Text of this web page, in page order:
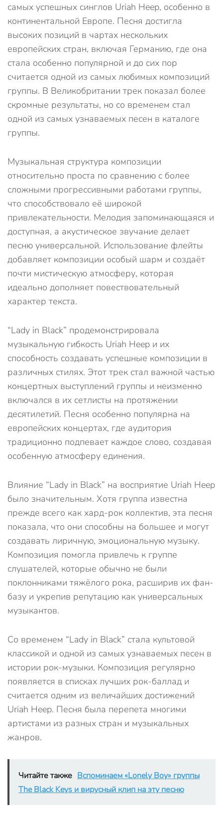
самых успешных синглов Uriah Heep, особенно в
континентальной Европе. Песня достигла
высоких позиций в чартах нескольких
европейских стран, включая Германию, где она
стала особенно популярной и до сих пор
считается одной из самых любимых композиций
группы. В Великобритании трек показал более
скромные результаты, но со временем стал
одной из самых узнаваемых песен в каталоге
группы.
Музыкальная структура композиции
относительно проста по сравнению с более
сложными прогрессивными работами группы,
что способствовало её широкой
привлекательности. Мелодия запоминающаяся и
доступная, а акустическое звучание делает
песню универсальной. Использование флейты
добавляет композиции особый шарм и создаёт
почти мистическую атмосферу, которая
идеально дополняет повествовательный
характер текста.
“Lady in Black” продемонстрировала
музыкальную гибкость Uriah Heep и их
способность создавать успешные композиции в
различных стилях. Этот трек стал важной частью
концертных выступлений группы и неизменно
включался в их сетлисты на протяжении
десятилетий. Песня особенно популярна на
европейских концертах, где аудитория
традиционно подпевает каждое слово, создавая
особенную атмосферу единения.
Влияние “Lady in Black” на восприятие Uriah Heep
было значительным. Хотя группа известна
прежде всего как хард-рок коллектив, эта песня
показала, что они способны на большее и могут
создавать лиричную, эмоциональную музыку.
Композиция помогла привлечь к группе
слушателей, которые обычно не были
поклонниками тяжёлого рока, расширив их фан-
базу и укрепив репутацию как универсальных
музыкантов.
Со временем “Lady in Black” стала культовой
классикой и одной из самых узнаваемых песен в
истории рок-музыки. Композиция регулярно
появляется в списках лучших рок-баллад и
считается одним из величайших достижений
Uriah Heep. Песня была перепета многими
артистами из разных стран и музыкальных
жанров.
Читайте также Вспоминаем «Lonely Boy» группы
The Black Keys и вирусный клип на эту песню